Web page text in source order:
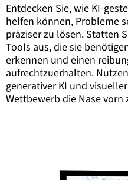
Entdecken Sie, wie KI-
helfen können, Probleme
präziser zu lösen. Statten
Tools aus, die sie
erkennen und einen
aufrechtzuerhalten.
generativer KI und
Wettbewerb die Nase vorn